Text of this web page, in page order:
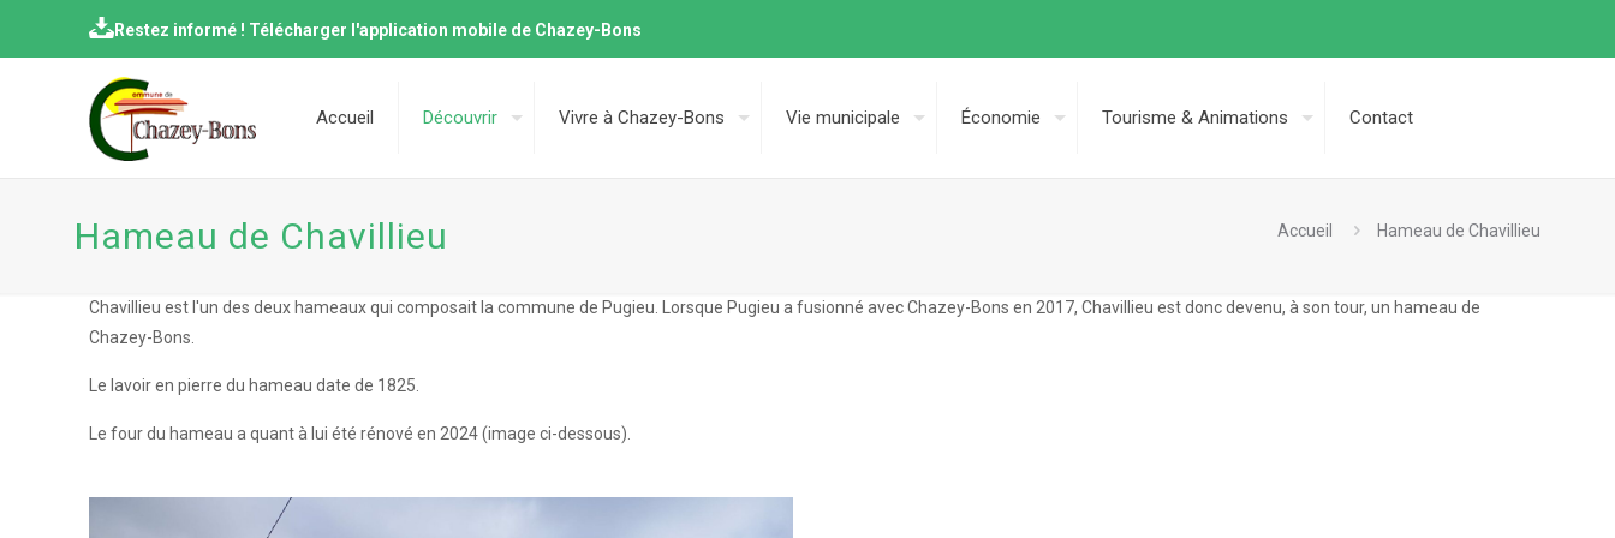
Restez informé ! Télécharger l'application mobile de Chazey-Bons
Accueil Découvrir Vivre à Chazey-Bons Vie municipale Économie Tourisme & Animations Contact
Hameau de Chavillieu Accueil Hameau de Chavillieu
Chavillieu est l'un des deux hameaux qui composait la commune de Pugieu. Lorsque Pugieu a fusionné avec Chazey-Bons en 2017, Chavillieu est donc devenu, à son tour, un hameau de
Chazey-Bons.
Le lavoir en pierre du hameau date de 1825.
Le four du hameau a quant à lui été rénové en 2024 (image ci-dessous).